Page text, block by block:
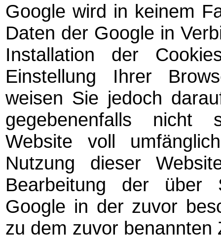
Google wird in keinem
Daten der Google in
Installation der
Einstellung Ihrer
weisen Sie jedoch
gegebenenfalls nicht
Website voll
Nutzung dieser
Bearbeitung der über
Google in der zuvor
zu dem zuvor benannten